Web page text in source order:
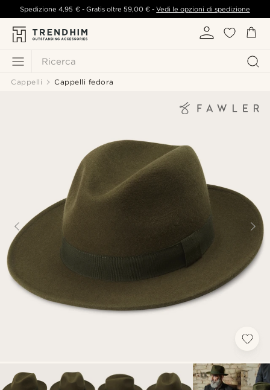
Ricerca
Spedizione4,95 €- Gratis oltre 59,00 € -Vedi le opzioni di spedizione
Cappelli Cappelli fedora